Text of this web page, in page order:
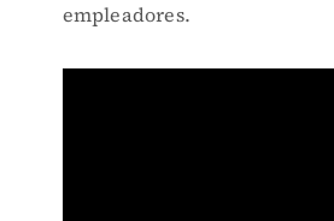
empleadores.